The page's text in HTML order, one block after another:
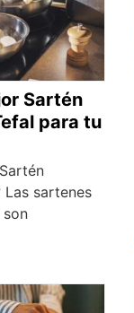
Sartén
para tu
Las sartenes
son